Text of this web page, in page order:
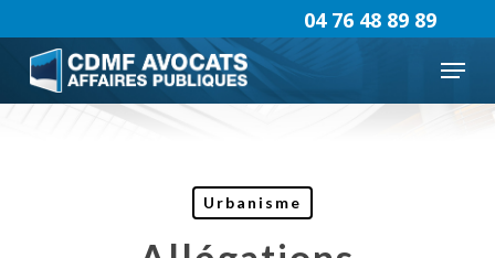
to
main
content
Menu
04 76 48 89 89
Urbanisme